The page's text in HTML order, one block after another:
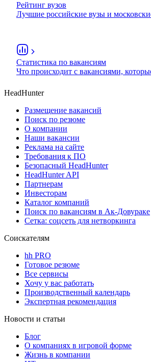
Рейтинг вузов
Лучшие российские вузы и
Статистика по вакансиям
Что происходит с вакансиями,
HeadHunter
Размещение вакансий
Поиск по резюме
О компании
Наши вакансии
Реклама на сайте
Требования к ПО
Безопасный HeadHunter
HeadHunter API
Партнерам
Инвесторам
Каталог компаний
Поиск по вакансиям в Ак-Довураке
Сетка: соцсеть для нетворкинга
Соискателям
hh PRO
Готовое резюме
Все сервисы
Хочу у вас работать
Производственный календарь
Экспертная рекомендация
Новости и статьи
Блог
О компаниях в игровой форме
Жизнь в компании